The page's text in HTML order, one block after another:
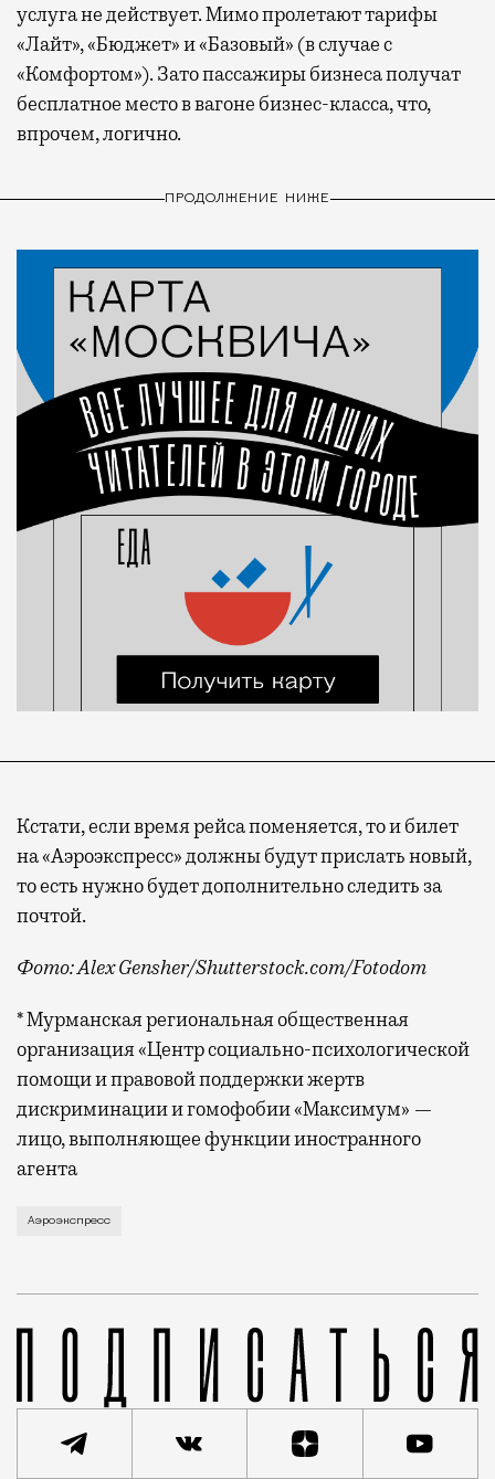
услуга не действует. Мимо пролетают тарифы
«Лайт», «Бюджет» и «Базовый» (в случае с
«Комфортом»). Зато пассажиры бизнеса получат
бесплатное место в вагоне бизнес-класса, что,
впрочем, логично.
ПРОДОЛЖЕНИЕ НИЖЕ
Кстати, если время рейса поменяется, то и билет
на «Аэроэкспресс» должны будут прислать новый,
то есть нужно будет дополнительно следить за
почтой.
Фото: Alex Gensher/Shutterstock.com/Fotodom
* Мурманская региональная общественная
организация «Центр социально-психологической
помощи и правовой поддержки жертв
дискриминации и гомофобии «Максимум» —
лицо, выполняющее функции иностранного
агента
Аэроэкспресс